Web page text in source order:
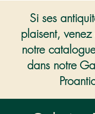
Si ses
plaisent,
notre
dans notre